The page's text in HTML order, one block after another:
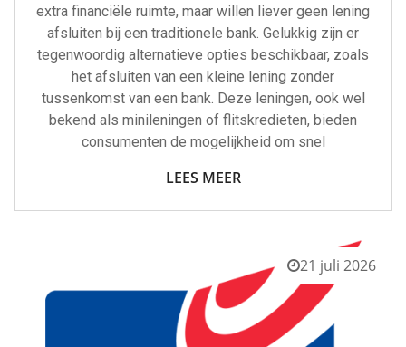
extra financiële ruimte, maar willen liever geen lening
afsluiten bij een traditionele bank. Gelukkig zijn er
tegenwoordig alternatieve opties beschikbaar, zoals
het afsluiten van een kleine lening zonder
tussenkomst van een bank. Deze leningen, ook wel
bekend als minileningen of flitskredieten, bieden
consumenten de mogelijkheid om snel
LEES MEER
21 juli 2026